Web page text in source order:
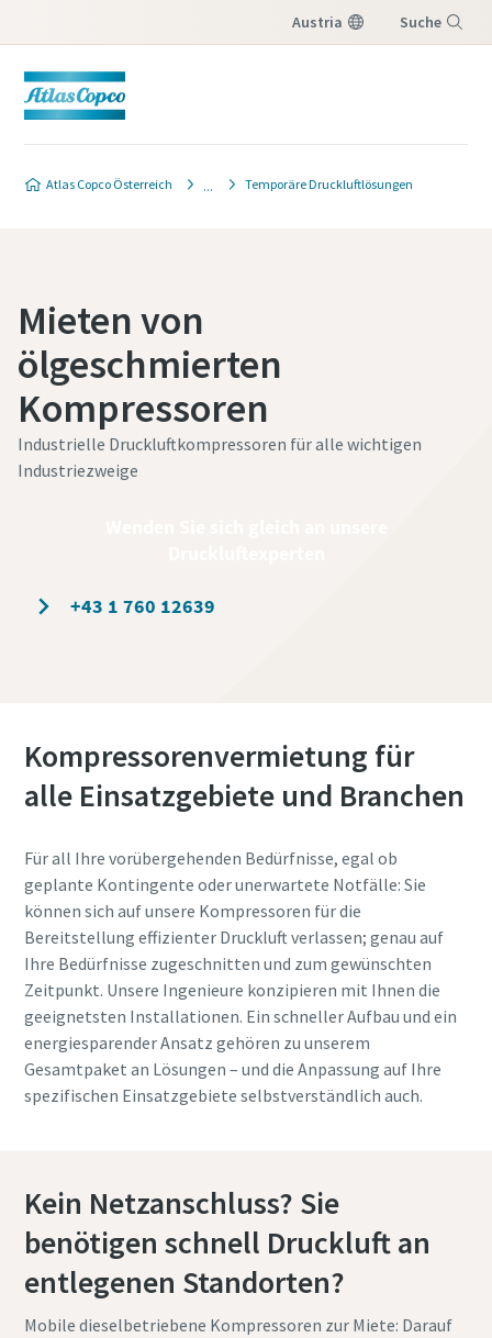
Austria Suche
Atlas Copco Österreich Temporäre Druckluftlösungen
Mieten von
ölgeschmierten
Kompressoren
Industrielle Druckluftkompressoren für alle wichtigen
Industriezweige
+43 1 760 12639
Kompressorenvermietung für
alle Einsatzgebiete und Branchen
Für all Ihre vorübergehenden Bedürfnisse, egal ob
geplante Kontingente oder unerwartete Notfälle: Sie
können sich auf unsere Kompressoren für die
Bereitstellung effizienter Druckluft verlassen; genau auf
Ihre Bedürfnisse zugeschnitten und zum gewünschten
Zeitpunkt. Unsere Ingenieure konzipieren mit Ihnen die
geeignetsten Installationen. Ein schneller Aufbau und ein
energiesparender Ansatz gehören zu unserem
Gesamtpaket an Lösungen – und die Anpassung auf Ihre
spezifischen Einsatzgebiete selbstverständlich auch.
Kein Netzanschluss? Sie
benötigen schnell Druckluft an
entlegenen Standorten?
Mobile dieselbetriebene Kompressoren zur Miete: Darauf